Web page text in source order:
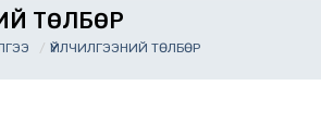
ТӨЛБӨР
ҮЙЛЧИЛГЭЭНИЙ ТӨЛБӨР